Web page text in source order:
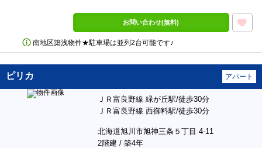
お問い合わせ(無料)
南地区築浅物件★駐車場は並列2台可能です♪
ピリカ アパート
ＪＲ富良野線 緑が丘駅/徒歩30分
ＪＲ富良野線 西御料駅/徒歩30分
北海道旭川市旭神三条５丁目 4-11
2階建 / 築4年